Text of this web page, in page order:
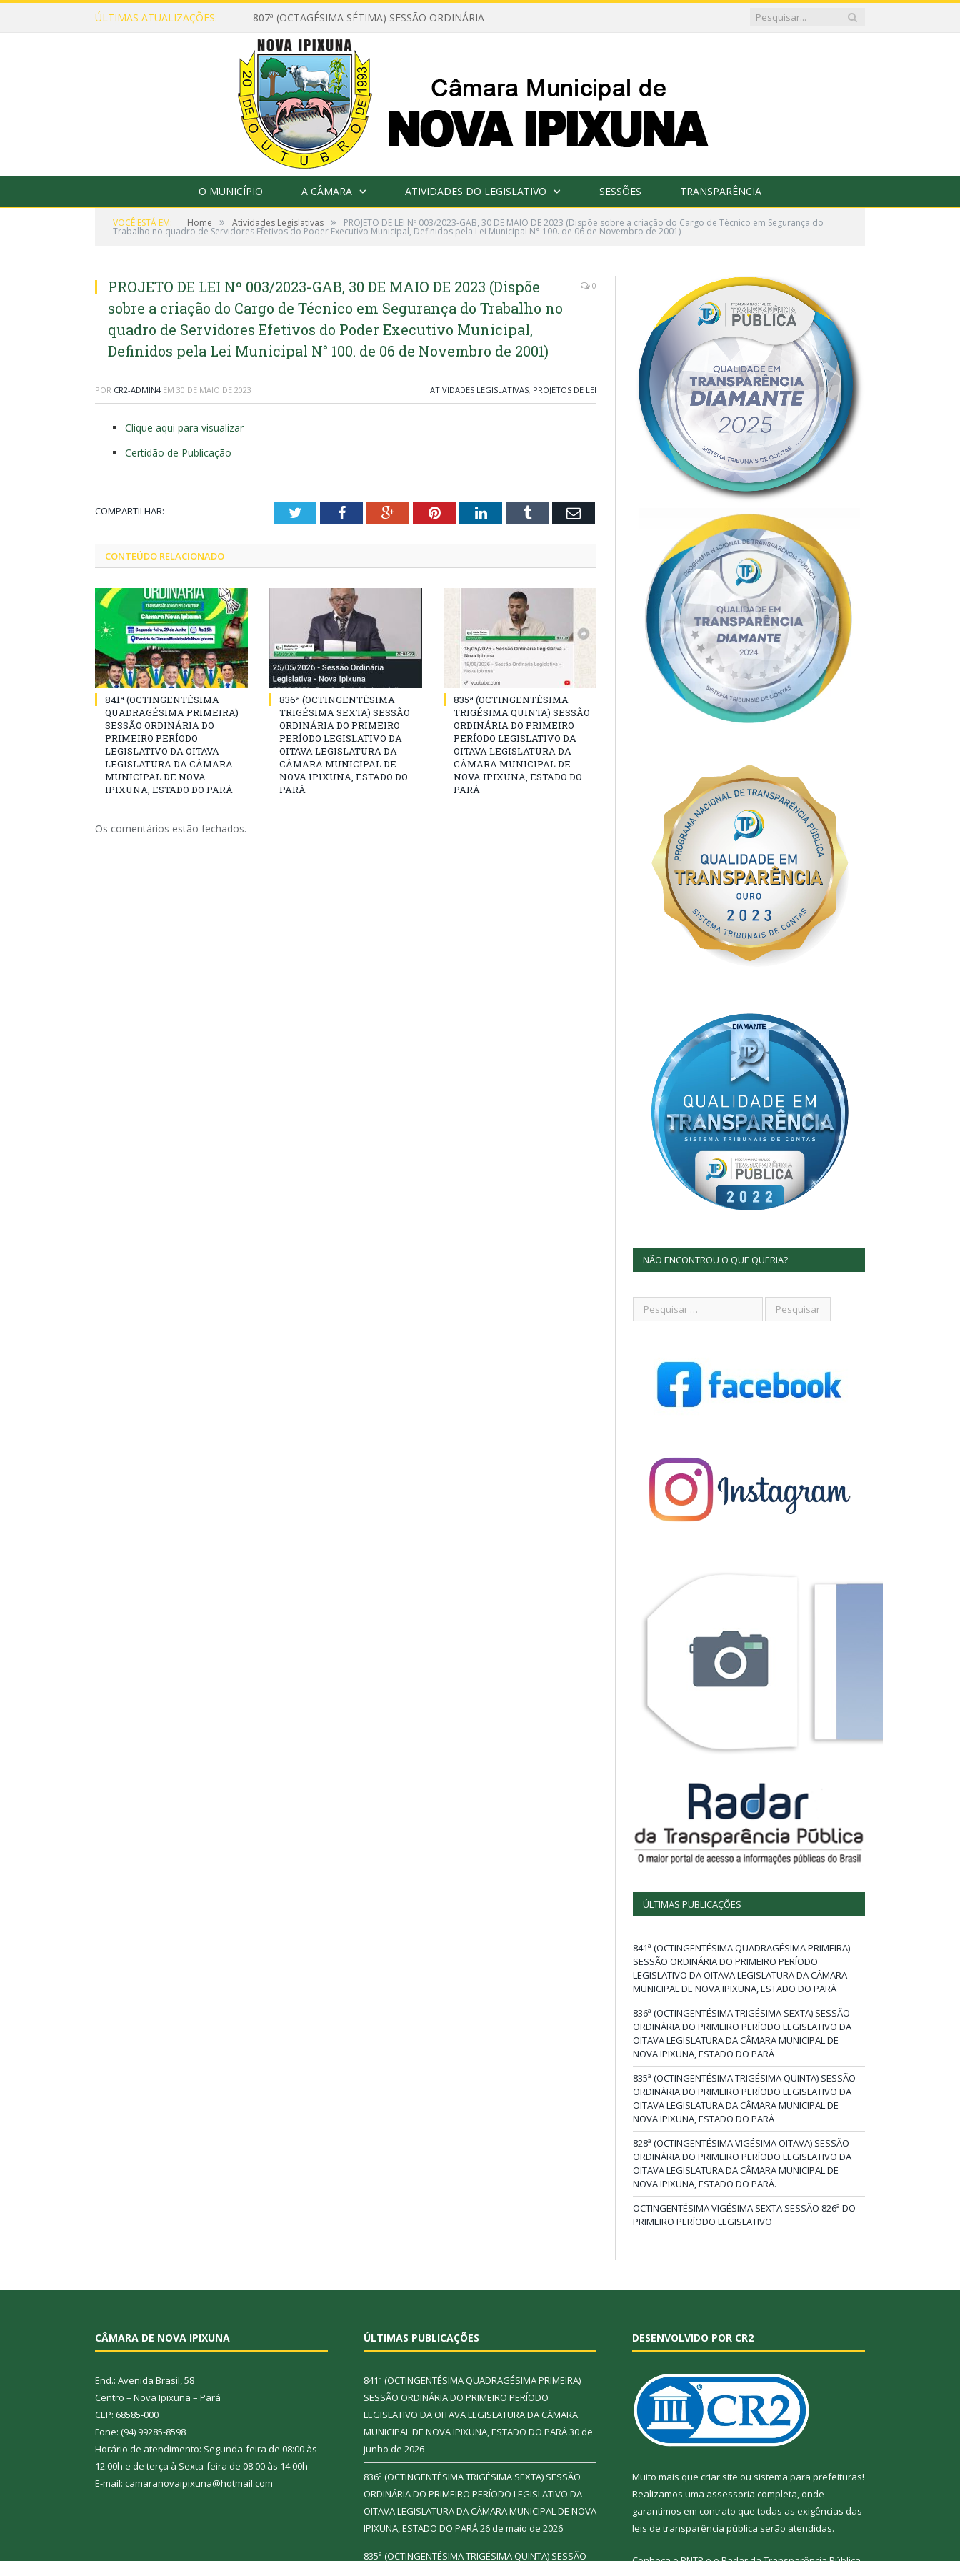
ÚLTIMAS ATUALIZAÇÕES: 807ª (OCTAGÉSIMA SÉTIMA) SESSÃO ORDINÁRIA
O MUNICÍPIO A CÂMARA ATIVIDADES DO LEGISLATIVO SESSÕES TRANSPARÊNCIA
VOCÊ ESTÁ EM: Home » Atividades Legislativas » PROJETO DE LEI Nº 003/2023-GAB, 30 DE MAIO DE 2023 (Dispõe sobre a criação do Cargo de Técnico em Segurança do
Trabalho no quadro de Servidores Efetivos do Poder Executivo Municipal, Definidos pela Lei Municipal N° 100. de 06 de Novembro de 2001)
PROJETO DE LEI Nº 003/2023-GAB, 30 DE MAIO DE 2023 (Dispõe
sobre a criação do Cargo de Técnico em Segurança do Trabalho no
quadro de Servidores Efetivos do Poder Executivo Municipal,
Definidos pela Lei Municipal N° 100. de 06 de Novembro de 2001)
0
POR CR2-ADMIN4 EM 30 DE MAIO DE 2023 ATIVIDADES LEGISLATIVAS, PROJETOS DE LEI
Clique aqui para visualizar
Certidão de Publicação
COMPARTILHAR: TwitterFacebookGoogle+PinterestLinkedInTumblr Email
CONTEÚDO RELACIONADO
841ª (OCTINGENTÉSIMA
QUADRAGÉSIMA PRIMEIRA)
SESSÃO ORDINÁRIA DO
PRIMEIRO PERÍODO
LEGISLATIVO DA OITAVA
LEGISLATURA DA CÂMARA
MUNICIPAL DE NOVA
IPIXUNA, ESTADO DO PARÁ
836ª (OCTINGENTÉSIMA
TRIGÉSIMA SEXTA) SESSÃO
ORDINÁRIA DO PRIMEIRO
PERÍODO LEGISLATIVO DA
OITAVA LEGISLATURA DA
CÂMARA MUNICIPAL DE
NOVA IPIXUNA, ESTADO DO
PARÁ
835ª (OCTINGENTÉSIMA
TRIGÉSIMA QUINTA) SESSÃO
ORDINÁRIA DO PRIMEIRO
PERÍODO LEGISLATIVO DA
OITAVA LEGISLATURA DA
CÂMARA MUNICIPAL DE
NOVA IPIXUNA, ESTADO DO
PARÁ
Os comentários estão fechados.
NÃO ENCONTROU O QUE QUERIA?
ÚLTIMAS PUBLICAÇÕES
841ª (OCTINGENTÉSIMA QUADRAGÉSIMA PRIMEIRA)
SESSÃO ORDINÁRIA DO PRIMEIRO PERÍODO
LEGISLATIVO DA OITAVA LEGISLATURA DA CÂMARA
MUNICIPAL DE NOVA IPIXUNA, ESTADO DO PARÁ
836ª (OCTINGENTÉSIMA TRIGÉSIMA SEXTA) SESSÃO
ORDINÁRIA DO PRIMEIRO PERÍODO LEGISLATIVO DA
OITAVA LEGISLATURA DA CÂMARA MUNICIPAL DE
NOVA IPIXUNA, ESTADO DO PARÁ
835ª (OCTINGENTÉSIMA TRIGÉSIMA QUINTA) SESSÃO
ORDINÁRIA DO PRIMEIRO PERÍODO LEGISLATIVO DA
OITAVA LEGISLATURA DA CÂMARA MUNICIPAL DE
NOVA IPIXUNA, ESTADO DO PARÁ
828ª (OCTINGENTÉSIMA VIGÉSIMA OITAVA) SESSÃO
ORDINÁRIA DO PRIMEIRO PERÍODO LEGISLATIVO DA
OITAVA LEGISLATURA DA CÂMARA MUNICIPAL DE
NOVA IPIXUNA, ESTADO DO PARÁ.
OCTINGENTÉSIMA VIGÉSIMA SEXTA SESSÃO 826ª DO
PRIMEIRO PERÍODO LEGISLATIVO
CÂMARA DE NOVA IPIXUNA
End.: Avenida Brasil, 58
Centro – Nova Ipixuna – Pará
CEP: 68585-000
Fone: (94) 99285-8598
Horário de atendimento: Segunda-feira de 08:00 às
12:00h e de terça à Sexta-feira de 08:00 às 14:00h
E-mail: camaranovaipixuna@hotmail.com
ÚLTIMAS PUBLICAÇÕES
841ª (OCTINGENTÉSIMA QUADRAGÉSIMA PRIMEIRA)
SESSÃO ORDINÁRIA DO PRIMEIRO PERÍODO
LEGISLATIVO DA OITAVA LEGISLATURA DA CÂMARA
MUNICIPAL DE NOVA IPIXUNA, ESTADO DO PARÁ30 de
junho de 2026
836ª (OCTINGENTÉSIMA TRIGÉSIMA SEXTA) SESSÃO
ORDINÁRIA DO PRIMEIRO PERÍODO LEGISLATIVO DA
OITAVA LEGISLATURA DA CÂMARA MUNICIPAL DE NOVA
IPIXUNA, ESTADO DO PARÁ26 de maio de 2026
835ª (OCTINGENTÉSIMA TRIGÉSIMA QUINTA) SESSÃO
DESENVOLVIDO POR CR2
Muito mais que criar site ou sistema para prefeituras!
Realizamos uma assessoria completa, onde
garantimos em contrato que todas as exigências das
leis de transparência pública serão atendidas.